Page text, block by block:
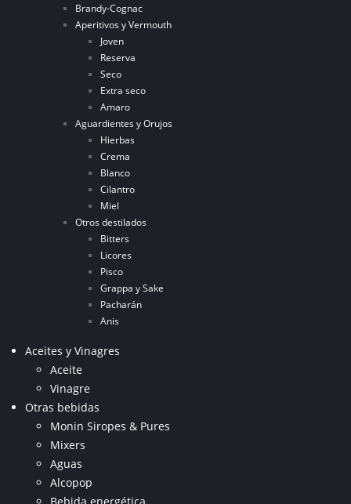
Brandy-Cognac
Aperitivos y Vermouth
Joven
Reserva
Seco
Extra seco
Amaro
Aguardientes y Orujos
Hierbas
Crema
Blanco
Cilantro
Miel
Otros destilados
Bitters
Licores
Pisco
Grappa y Sake
Pacharán
Anis
Aceites y Vinagres
Aceite
Vinagre
Otras bebidas
Monin Siropes & Pures
Mixers
Aguas
Alcopop